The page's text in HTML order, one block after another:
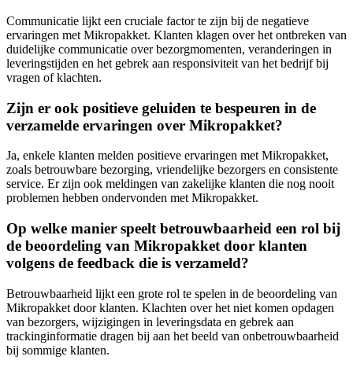
Communicatie lijkt een cruciale factor te zijn bij de negatieve
ervaringen met Mikropakket. Klanten klagen over het ontbreken van
duidelijke communicatie over bezorgmomenten, veranderingen in
leveringstijden en het gebrek aan responsiviteit van het bedrijf bij
vragen of klachten.
Zijn er ook positieve geluiden te bespeuren in de
verzamelde ervaringen over Mikropakket?
Ja, enkele klanten melden positieve ervaringen met Mikropakket,
zoals betrouwbare bezorging, vriendelijke bezorgers en consistente
service. Er zijn ook meldingen van zakelijke klanten die nog nooit
problemen hebben ondervonden met Mikropakket.
Op welke manier speelt betrouwbaarheid een rol bij
de beoordeling van Mikropakket door klanten
volgens de feedback die is verzameld?
Betrouwbaarheid lijkt een grote rol te spelen in de beoordeling van
Mikropakket door klanten. Klachten over het niet komen opdagen
van bezorgers, wijzigingen in leveringsdata en gebrek aan
trackinginformatie dragen bij aan het beeld van onbetrouwbaarheid
bij sommige klanten.